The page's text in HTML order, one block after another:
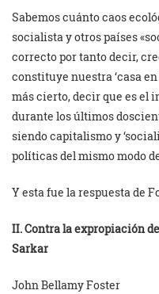
Sabemos cuánto caos
socialista y otros países
correcto por tanto decir,
constituye nuestra ‘casa
más cierto, decir que es el
durante los últimos
siendo capitalismo y
políticas del mismo modo
Y esta fue la respuesta de
II. Contra la expropiación
Sarkar
John Bellamy Foster